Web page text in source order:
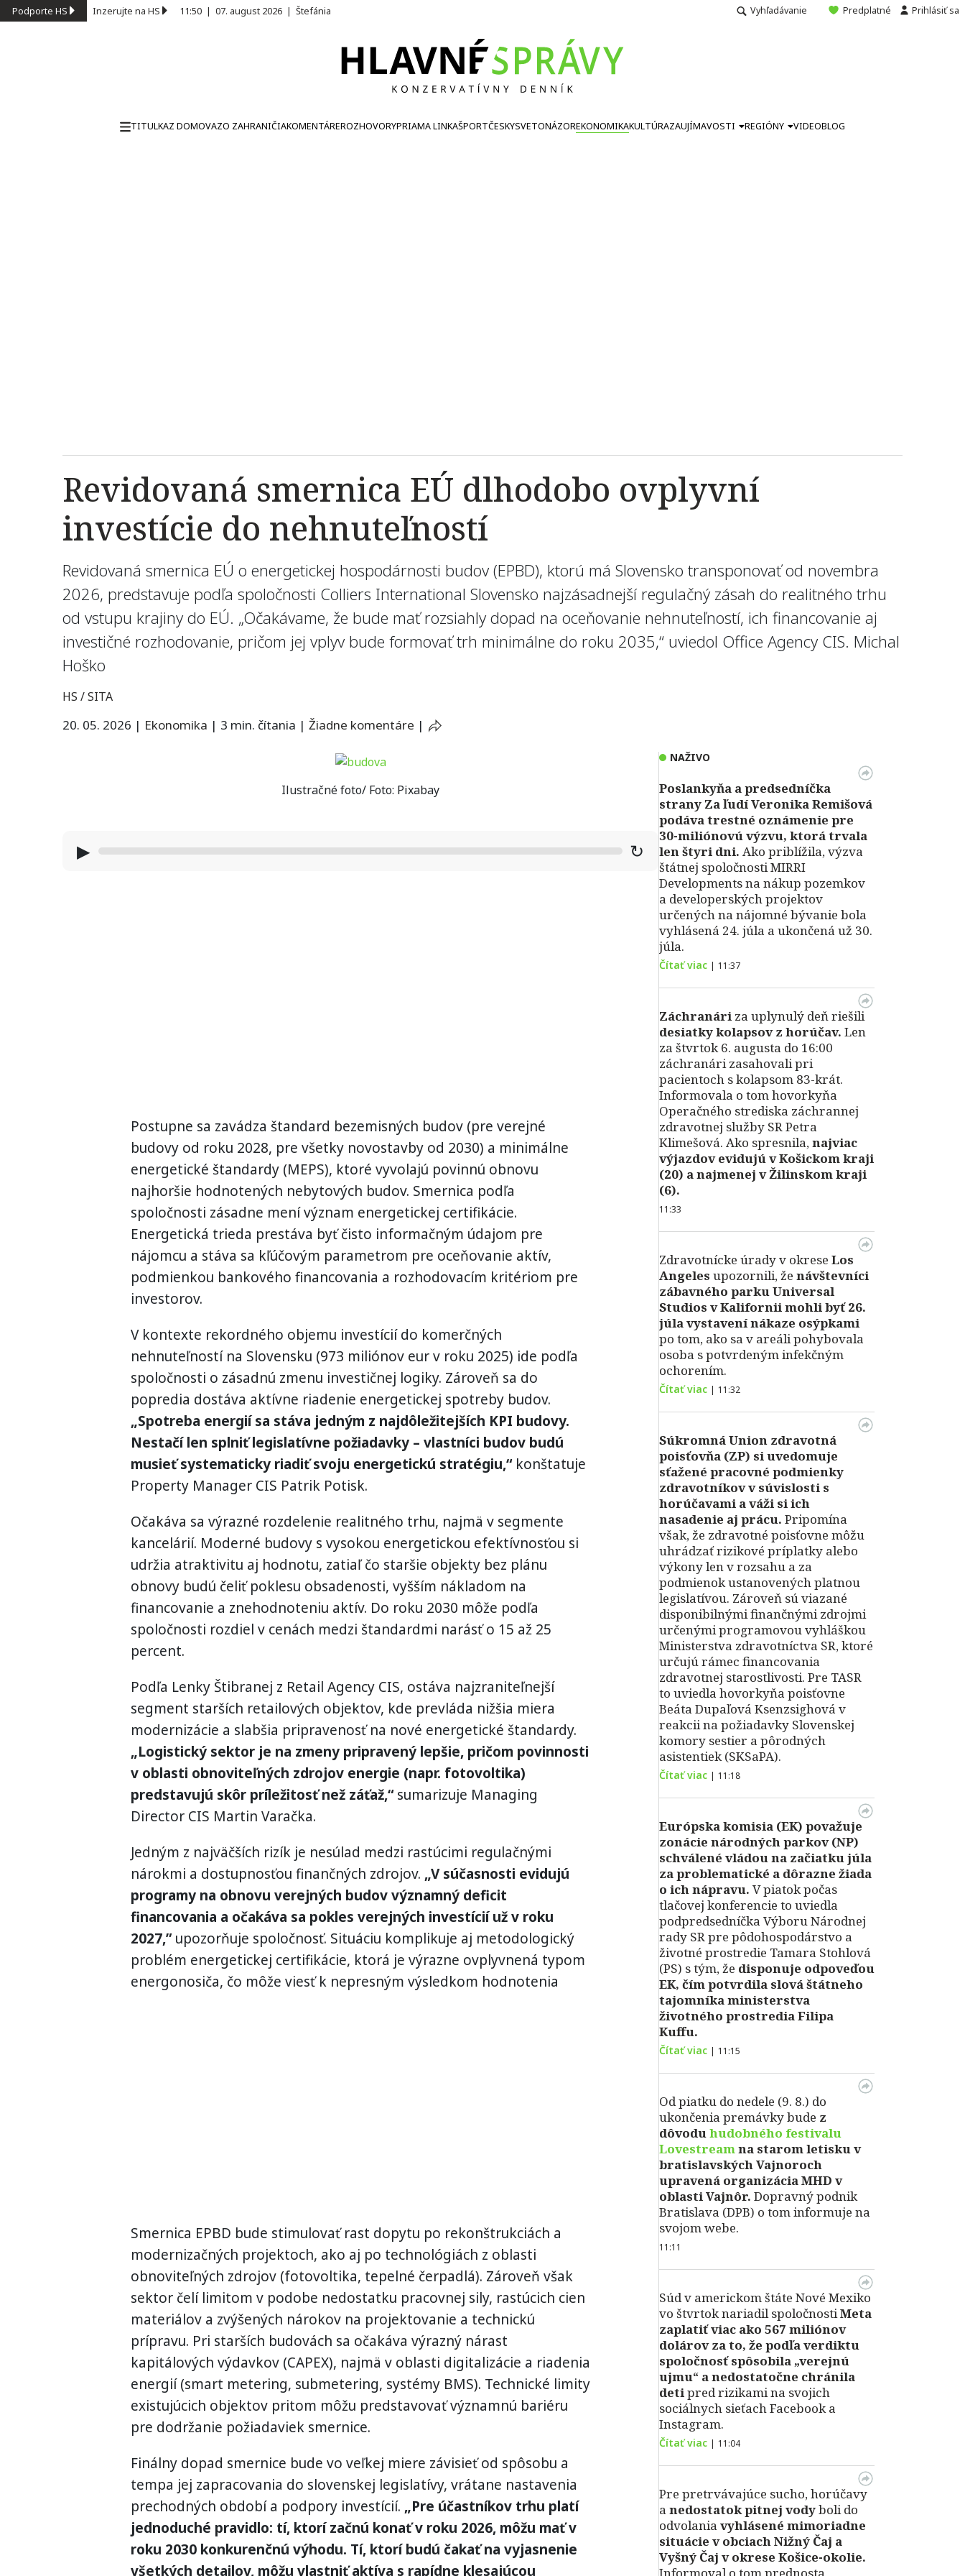
Podporte HS Inzerujte na HS 11:50 | 07. august 2026 | Štefánia Vyhľadávanie Predplatné Prihlásiť sa
TITULKAZ DOMOVAZO ZAHRANIČIAKOMENTÁREROZHOVORYPRIAMA LINKAŠPORTČESKYSVETONÁZOREKONOMIKAKULTÚRAZAUJÍMAVOSTI REGIÓNY VIDEOBLOG
Revidovaná smernica EÚ dlhodobo ovplyvní
investície do nehnuteľností
Revidovaná smernica EÚ o energetickej hospodárnosti budov (EPBD), ktorú má Slovensko transponovať od novembra
2026, predstavuje podľa spoločnosti Colliers International Slovensko najzásadnejší regulačný zásah do realitného trhu
od vstupu krajiny do EÚ. „Očakávame, že bude mať rozsiahly dopad na oceňovanie nehnuteľností, ich financovanie aj
investičné rozhodovanie, pričom jej vplyv bude formovať trh minimálne do roku 2035,“ uviedol Office Agency CIS. Michal
Hoško
HS / SITA
20. 05. 2026 | Ekonomika | 3 min. čítania | Žiadne komentáre |
Ilustračné foto/ Foto: Pixabay
▶ ↻
Postupne sa zavádza štandard bezemisných budov (pre verejné
budovy od roku 2028, pre všetky novostavby od 2030) a minimálne
energetické štandardy (MEPS), ktoré vyvolajú povinnú obnovu
najhoršie hodnotených nebytových budov. Smernica podľa
spoločnosti zásadne mení význam energetickej certifikácie.
Energetická trieda prestáva byť čisto informačným údajom pre
nájomcu a stáva sa kľúčovým parametrom pre oceňovanie aktív,
podmienkou bankového financovania a rozhodovacím kritériom pre
investorov.
V kontexte rekordného objemu investícií do komerčných
nehnuteľností na Slovensku (973 miliónov eur v roku 2025) ide podľa
spoločnosti o zásadnú zmenu investičnej logiky. Zároveň sa do
popredia dostáva aktívne riadenie energetickej spotreby budov.
„Spotreba energií sa stáva jedným z najdôležitejších KPI budovy.
Nestačí len splniť legislatívne požiadavky – vlastníci budov budú
musieť systematicky riadiť svoju energetickú stratégiu,“konštatuje
Property Manager CIS Patrik Potisk.
Očakáva sa výrazné rozdelenie realitného trhu, najmä v segmente
kancelárií. Moderné budovy s vysokou energetickou efektívnosťou si
udržia atraktivitu aj hodnotu, zatiaľ čo staršie objekty bez plánu
obnovy budú čeliť poklesu obsadenosti, vyšším nákladom na
financovanie a znehodnoteniu aktív. Do roku 2030 môže podľa
spoločnosti rozdiel v cenách medzi štandardmi narásť o 15 až 25
percent.
Podľa Lenky Štibranej z Retail Agency CIS, ostáva najzraniteľnejší
segment starších retailových objektov, kde prevláda nižšia miera
modernizácie a slabšia pripravenosť na nové energetické štandardy.
„Logistický sektor je na zmeny pripravený lepšie, pričom povinnosti
v oblasti obnoviteľných zdrojov energie (napr. fotovoltika)
predstavujú skôr príležitosť než záťaž,“sumarizuje Managing
Director CIS Martin Varačka.
Jedným z najväčších rizík je nesúlad medzi rastúcimi regulačnými
nárokmi a dostupnosťou finančných zdrojov. „V súčasnosti evidujú
programy na obnovu verejných budov významný deficit
financovania a očakáva sa pokles verejných investícií už v roku
2027,”upozorňuje spoločnosť. Situáciu komplikuje aj metodologický
problém energetickej certifikácie, ktorá je výrazne ovplyvnená typom
energonosiča, čo môže viesť k nepresným výsledkom hodnotenia
Smernica EPBD bude stimulovať rast dopytu po rekonštrukciách a
modernizačných projektoch, ako aj po technológiách z oblasti
obnoviteľných zdrojov (fotovoltika, tepelné čerpadlá). Zároveň však
sektor čelí limitom v podobe nedostatku pracovnej sily, rastúcich cien
materiálov a zvýšených nárokov na projektovanie a technickú
prípravu. Pri starších budovách sa očakáva výrazný nárast
kapitálových výdavkov (CAPEX), najmä v oblasti digitalizácie a riadenia
energií (smart metering, submetering, systémy BMS). Technické limity
existujúcich objektov pritom môžu predstavovať významnú bariéru
pre dodržanie požiadaviek smernice.
Finálny dopad smernice bude vo veľkej miere závisieť od spôsobu a
tempa jej zapracovania do slovenskej legislatívy, vrátane nastavenia
prechodných období a podpory investícií. „Pre účastníkov trhu platí
jednoduché pravidlo: tí, ktorí začnú konať v roku 2026, môžu mať v
roku 2030 konkurenčnú výhodu. Tí, ktorí budú čakať na vyjasnenie
všetkých detailov, môžu vlastniť aktíva s rapídne klesajúcou
NAŽIVO
Poslankyňa a predsedníčka
strany Za ľudí Veronika Remišová
podáva trestné oznámenie pre
30-miliónovú výzvu, ktorá trvala
len štyri dni. Ako priblížila, výzva
štátnej spoločnosti MIRRI
Developments na nákup pozemkov
a developerských projektov
určených na nájomné bývanie bola
vyhlásená 24. júla a ukončená už 30.
júla.
Čítať viac | 11:37
Záchranári za uplynulý deň riešili
desiatky kolapsov z horúčav. Len
za štvrtok 6. augusta do 16:00
záchranári zasahovali pri
pacientoch s kolapsom 83-krát.
Informovala o tom hovorkyňa
Operačného strediska záchrannej
zdravotnej služby SR Petra
Klimešová. Ako spresnila,najviac
výjazdov evidujú v Košickom kraji
(20) a najmenej v Žilinskom kraji
(6).
11:33
Zdravotnícke úrady v okrese Los
Angeles upozornili, že návštevníci
zábavného parku Universal
Studios v Kalifornii mohli byť 26.
júla vystavení nákaze osýpkami
po tom, ako sa v areáli pohybovala
osoba s potvrdeným infekčným
ochorením.
Čítať viac | 11:32
Súkromná Union zdravotná
poisťovňa (ZP) si uvedomuje
sťažené pracovné podmienky
zdravotníkov v súvislosti s
horúčavami a váži si ich
nasadenie aj prácu. Pripomína
však, že zdravotné poisťovne môžu
uhrádzať rizikové príplatky alebo
výkony len v rozsahu a za
podmienok ustanovených platnou
legislatívou. Zároveň sú viazané
disponibilnými finančnými zdrojmi
určenými programovou vyhláškou
Ministerstva zdravotníctva SR, ktoré
určujú rámec financovania
zdravotnej starostlivosti. Pre TASR
to uviedla hovorkyňa poisťovne
Beáta Dupaľová Ksenzsighová v
reakcii na požiadavky Slovenskej
komory sestier a pôrodných
asistentiek (SKSaPA).
Čítať viac | 11:18
Európska komisia (EK) považuje
zonácie národných parkov (NP)
schválené vládou na začiatku júla
za problematické a dôrazne žiada
o ich nápravu. V piatok počas
tlačovej konferencie to uviedla
podpredsedníčka Výboru Národnej
rady SR pre pôdohospodárstvo a
životné prostredie Tamara Stohlová
(PS) s tým, že disponuje odpoveďou
EK, čím potvrdila slová štátneho
tajomníka ministerstva
životného prostredia Filipa
Kuffu.
Čítať viac | 11:15
Od piatku do nedele (9. 8.) do
ukončenia premávky bude z
dôvoduhudobného festivalu
Lovestreamna starom letisku v
bratislavských Vajnoroch
upravená organizácia MHD v
oblasti Vajnôr. Dopravný podnik
Bratislava (DPB) o tom informuje na
svojom webe.
11:11
Súd v americkom štáte Nové Mexiko
vo štvrtok nariadil spoločnostiMeta
zaplatiť viac ako 567 miliónov
dolárov za to, že podľa verdiktu
spoločnosť spôsobila „verejnú
ujmu“ a nedostatočne chránila
detipred rizikami na svojich
sociálnych sieťach Facebook a
Instagram.
Čítať viac | 11:04
Pre pretrvávajúce sucho, horúčavy
a nedostatok pitnej vodyboli do
odvolania vyhlásené mimoriadne
situácie v obciach Nižný Čaj a
Vyšný Čaj v okrese Košice-okolie.